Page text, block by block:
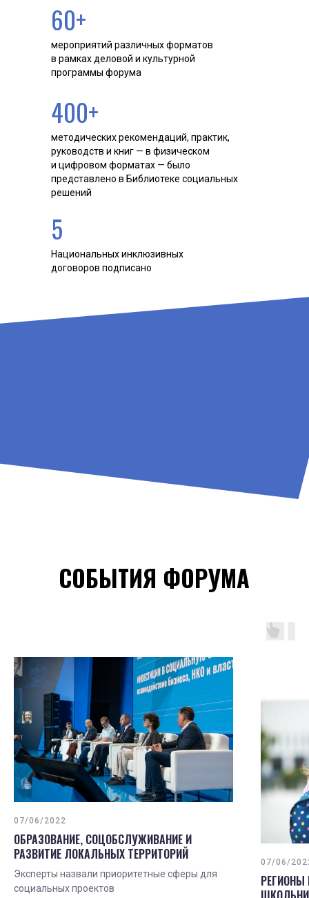
мероприятий различных форматов
в рамках деловой и культурной
программы форума
методических рекомендаций, практик,
руководств и книг — в физическом
и цифровом форматах — было
представлено в Библиотеке социальных
решений
60+
400+
Национальных инклюзивных
договоров подписано
5
СОБЫТИЯ ФОРУМА
07/06/2022
ОБРАЗОВАНИЕ, СОЦОБСЛУЖИВАНИЕ И
РАЗВИТИЕ ЛОКАЛЬНЫХ ТЕРРИТОРИЙ
Эксперты назвали приоритетные сферы для
социальных проектов
07/06/